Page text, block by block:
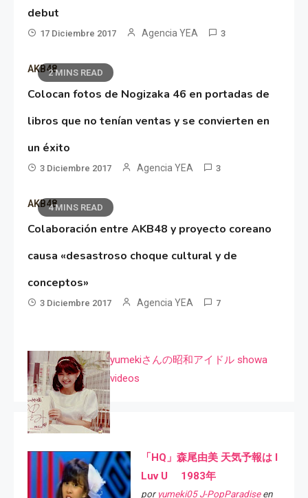
debut
17 Diciembre 2017 Agencia YEA 3
2 MINS READ
AKB48
Colocan fotos de Nogizaka 46 en portadas de
libros que no tenían ventas y se convierten en
un éxito
3 Diciembre 2017 Agencia YEA 3
4 MINS READ
AKB48
Colaboración entre AKB48 y proyecto coreano
causa «desastroso choque cultural y de
conceptos»
3 Diciembre 2017 Agencia YEA 7
yumekiさんの昭和アイドル showa
videos
「HQ」森尾由美 天気予報は I
Luv U 1983年
por yumeki05 J-PopParadiseen